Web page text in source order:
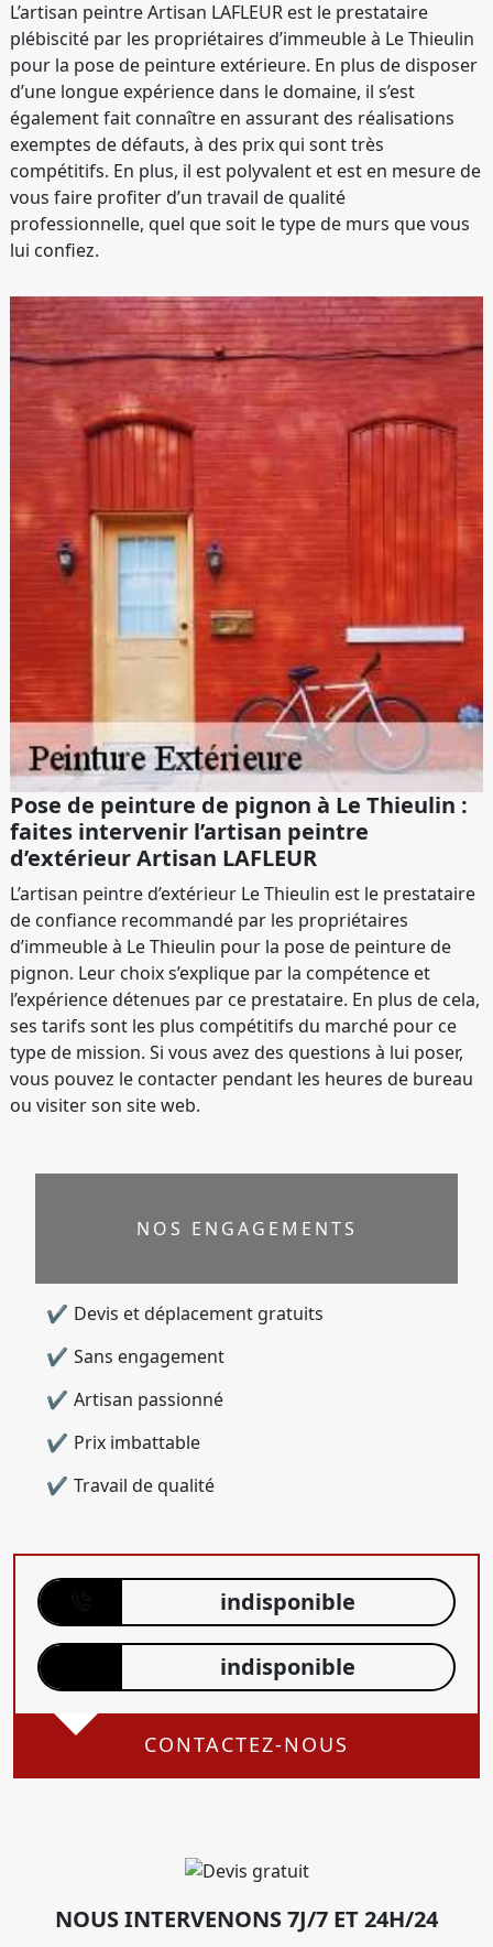
L’artisan peintre Artisan LAFLEUR est le prestataire
plébiscité par les propriétaires d’immeuble à Le Thieulin
pour la pose de peinture extérieure. En plus de disposer
d’une longue expérience dans le domaine, il s’est
également fait connaître en assurant des réalisations
exemptes de défauts, à des prix qui sont très
compétitifs. En plus, il est polyvalent et est en mesure de
vous faire profiter d’un travail de qualité
professionnelle, quel que soit le type de murs que vous
lui confiez.
Pose de peinture de pignon à Le Thieulin :
faites intervenir l’artisan peintre
d’extérieur Artisan LAFLEUR
L’artisan peintre d’extérieur Le Thieulin est le prestataire
de confiance recommandé par les propriétaires
d’immeuble à Le Thieulin pour la pose de peinture de
pignon. Leur choix s’explique par la compétence et
l’expérience détenues par ce prestataire. En plus de cela,
ses tarifs sont les plus compétitifs du marché pour ce
type de mission. Si vous avez des questions à lui poser,
vous pouvez le contacter pendant les heures de bureau
ou visiter son site web.
NOS ENGAGEMENTS
Devis et déplacement gratuits
Sans engagement
Artisan passionné
Prix imbattable
Travail de qualité
indisponible
indisponible
CONTACTEZ-NOUS
NOUS INTERVENONS 7J/7 ET 24H/24